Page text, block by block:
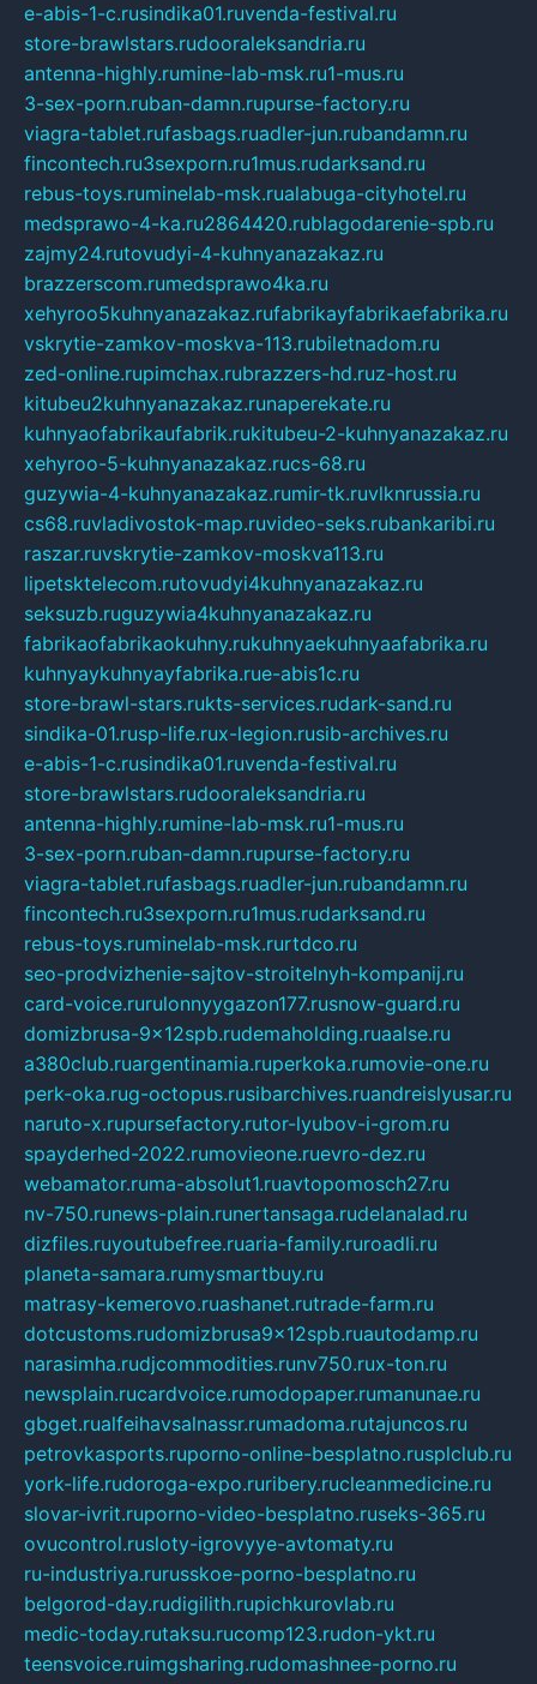
e-abis-1-c.rusindika01.ruvenda-festival.ru
store-brawlstars.rudooraleksandria.ru
antenna-highly.rumine-lab-msk.ru1-mus.ru
3-sex-porn.ruban-damn.rupurse-factory.ru
viagra-tablet.rufasbags.ruadler-jun.rubandamn.ru
fincontech.ru3sexporn.ru1mus.rudarksand.ru
rebus-toys.ruminelab-msk.rualabuga-cityhotel.ru
medsprawo-4-ka.ru2864420.rublagodarenie-spb.ru
zajmy24.rutovudyi-4-kuhnyanazakaz.ru
brazzerscom.rumedsprawo4ka.ru
xehyroo5kuhnyanazakaz.rufabrikayfabrikaefabrika.ru
vskrytie-zamkov-moskva-113.rubiletnadom.ru
zed-online.rupimchax.rubrazzers-hd.ruz-host.ru
kitubeu2kuhnyanazakaz.runaperekate.ru
kuhnyaofabrikaufabrik.rukitubeu-2-kuhnyanazakaz.ru
xehyroo-5-kuhnyanazakaz.rucs-68.ru
guzywia-4-kuhnyanazakaz.rumir-tk.ruvlknrussia.ru
cs68.ruvladivostok-map.ruvideo-seks.rubankaribi.ru
raszar.ruvskrytie-zamkov-moskva113.ru
lipetsktelecom.rutovudyi4kuhnyanazakaz.ru
seksuzb.ruguzywia4kuhnyanazakaz.ru
fabrikaofabrikaokuhny.rukuhnyaekuhnyaafabrika.ru
kuhnyaykuhnyayfabrika.rue-abis1c.ru
store-brawl-stars.rukts-services.rudark-sand.ru
sindika-01.rusp-life.rux-legion.rusib-archives.ru
e-abis-1-c.rusindika01.ruvenda-festival.ru
store-brawlstars.rudooraleksandria.ru
antenna-highly.rumine-lab-msk.ru1-mus.ru
3-sex-porn.ruban-damn.rupurse-factory.ru
viagra-tablet.rufasbags.ruadler-jun.rubandamn.ru
fincontech.ru3sexporn.ru1mus.rudarksand.ru
rebus-toys.ruminelab-msk.rurtdco.ru
seo-prodvizhenie-sajtov-stroitelnyh-kompanij.ru
card-voice.rurulonnyygazon177.rusnow-guard.ru
domizbrusa-9x12spb.rudemaholding.ruaalse.ru
a380club.ruargentinamia.ruperkoka.rumovie-one.ru
perk-oka.rug-octopus.rusibarchives.ruandreislyusar.ru
naruto-x.rupursefactory.rutor-lyubov-i-grom.ru
spayderhed-2022.rumovieone.ruevro-dez.ru
webamator.ruma-absolut1.ruavtopomosch27.ru
nv-750.runews-plain.runertansaga.rudelanalad.ru
dizfiles.ruyoutubefree.ruaria-family.ruroadli.ru
planeta-samara.rumysmartbuy.ru
matrasy-kemerovo.ruashanet.rutrade-farm.ru
dotcustoms.rudomizbrusa9x12spb.ruautodamp.ru
narasimha.rudjcommodities.runv750.rux-ton.ru
newsplain.rucardvoice.rumodopaper.rumanunae.ru
gbget.rualfeihavsalnassr.rumadoma.rutajuncos.ru
petrovkasports.ruporno-online-besplatno.rusplclub.ru
york-life.rudoroga-expo.ruribery.rucleanmedicine.ru
slovar-ivrit.ruporno-video-besplatno.ruseks-365.ru
ovucontrol.rusloty-igrovyye-avtomaty.ru
ru-industriya.rurusskoe-porno-besplatno.ru
belgorod-day.rudigilith.rupichkurovlab.ru
medic-today.rutaksu.rucomp123.rudon-ykt.ru
teensvoice.ruimgsharing.rudomashnee-porno.ru